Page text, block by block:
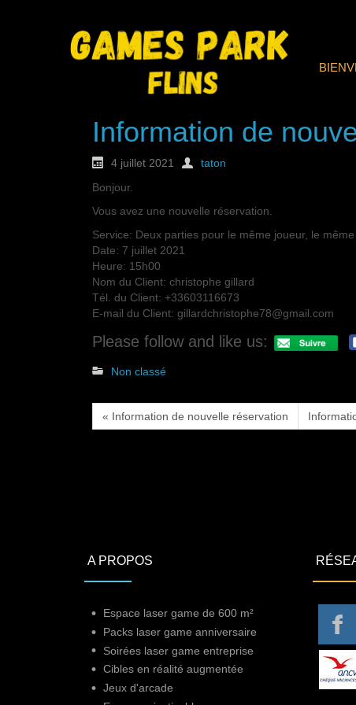
Information de
4 juillet 2021
taton
Bonjour.
Vous avez une nouvelle réservation.
Service: Deux parties pour le même joueur, le
Date: 7 juillet 2021
Heure: 15h00
Nom du Client: christophe gillard
Tél. du Client: +33603116673
E-mail du Client: gillardchristophe78@gmail.com
Please follow and like us:
Non classé
« Information de nouvelle réservation
A PROPOS
Espace laser game de 600 m²
Packs laser game anniversaire
Soirées laser game entreprise
Cibles en réalité augmentée
Jeux d'arcade